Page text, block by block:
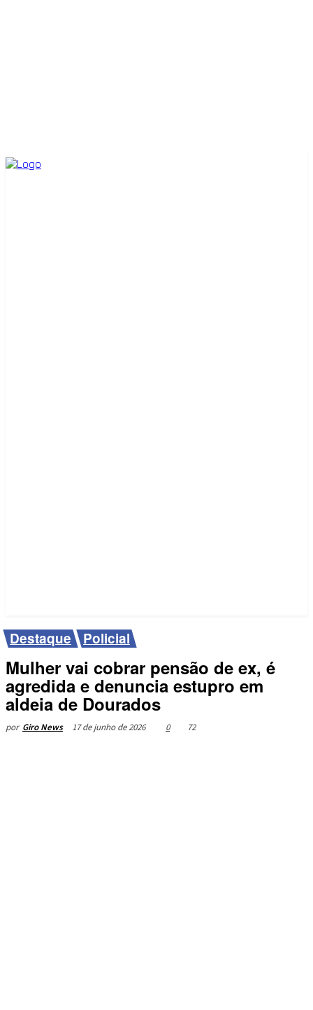
Destaque Policial
Mulher vai cobrar pensão de ex, é
agredida e denuncia estupro em
aldeia de Dourados
por Giro News 17 de junho de 2026 0 72